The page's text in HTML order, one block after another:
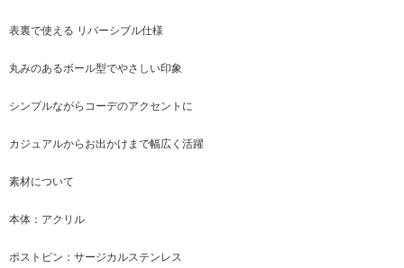
表裏で使える リバーシブル仕様
丸みのあるボール型でやさしい印象
シンプルながらコーデのアクセントに
カジュアルからお出かけまで幅広く活躍
素材について
本体：アクリル
ポストピン：サージカルステンレス